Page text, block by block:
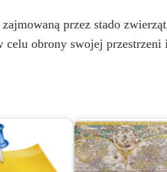
przez stado
obrony swojej